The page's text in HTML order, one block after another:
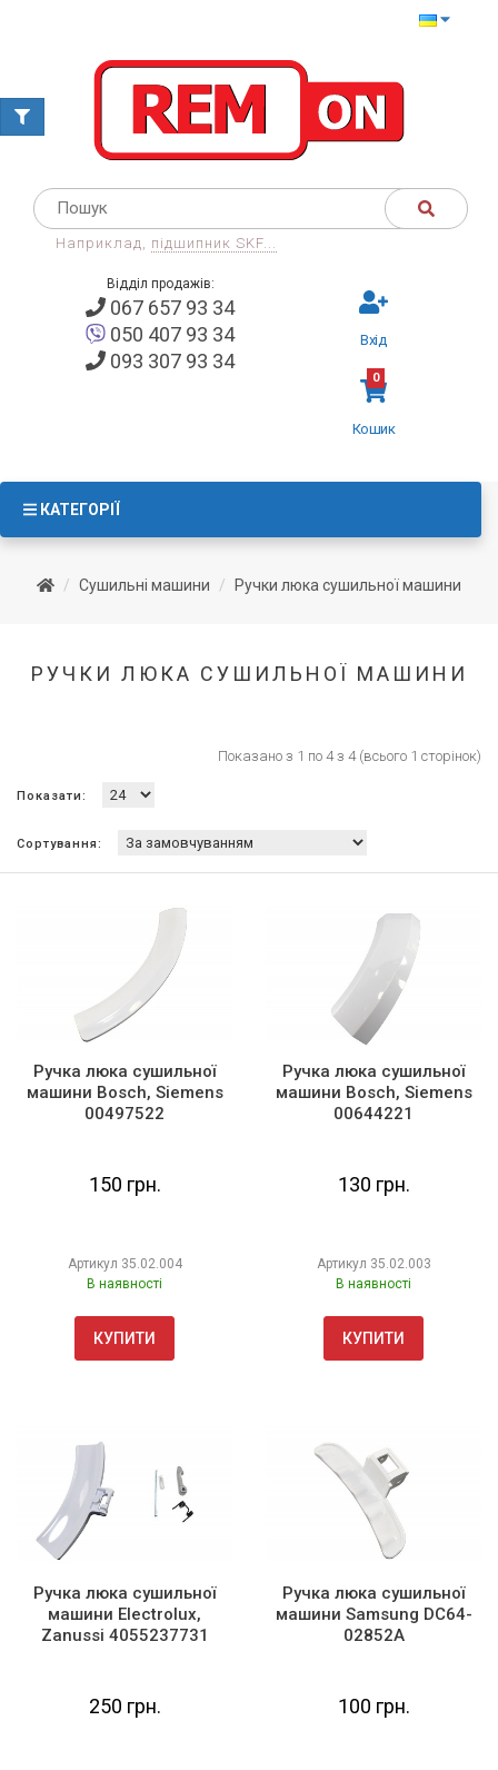
Наприклад, підшипник SKF...
Відділ продажів:
067 657 93 34
050 407 93 34
093 307 93 34
Вхід
Кошик
0
КАТЕГОРІЇ
Сушильні машини Ручки люка сушильної машини
РУЧКИ ЛЮКА СУШИЛЬНОЇ МАШИНИ
Показано з 1 по 4 з 4 (всього 1 сторінок)
Показати:
Сортування:
Ручка люка сушильної
машини Bosch, Siemens
00497522
150 грн.
Артикул 35.02.004
В наявності
КУПИТИ
Ручка люка сушильної
машини Bosch, Siemens
00644221
130 грн.
Артикул 35.02.003
В наявності
КУПИТИ
Ручка люка сушильної
машини Electrolux,
Zanussi 4055237731
250 грн.
Ручка люка сушильної
машини Samsung DC64-
02852A
100 грн.